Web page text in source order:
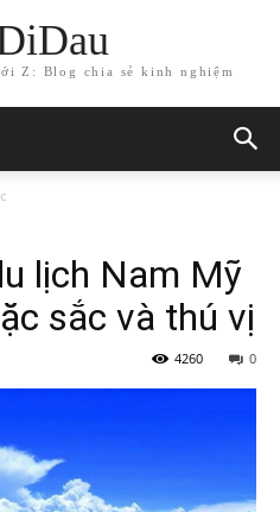
Z: Blog chia sẻ kinh nghiệm
lịch Nam Mỹ
sắc và thú vị
0
4260